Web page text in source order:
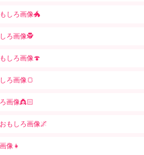
しろ画像🐲
ろ画像🕵️
しろ画像🍄
ろ画像🍞
画像👸🏻
もしろ画像🌌
像👧